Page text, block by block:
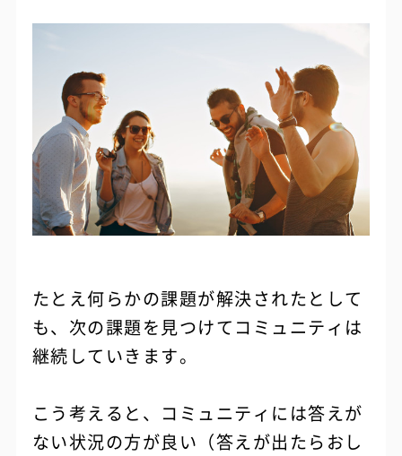
たとえ何らかの課題が解決されたとして
も、次の課題を見つけてコミュニティは
継続していきます。
こう考えると、コミュニティには答えが
ない状況の方が良い（答えが出たらおし